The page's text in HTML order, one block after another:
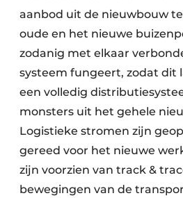
aanbod uit de nieuwbouw
oude en het nieuwe
zodanig met elkaar
systeem fungeert, zodat dit
een volledig
monsters uit het gehele
Logistieke stromen zijn
gereed voor het nieuwe
zijn voorzien van track &
bewegingen van de